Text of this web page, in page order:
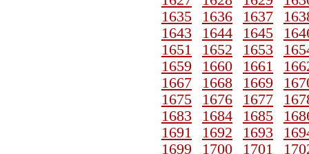
1635
1636 1637
1643
1644 1645
1651
1652 1653
1659
1660 1661
1667
1668 1669
1675
1676 1677
1683
1684 1685
1691
1692 1693
1699
1700 1701